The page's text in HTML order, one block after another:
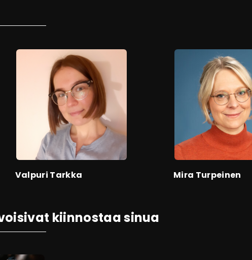
Valpuri Tarkka Mira Turpeinen
kiinnostaa sinua